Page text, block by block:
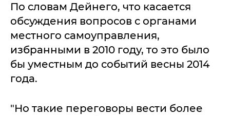
По словам Дейнего, что касается
обсуждения вопросов с органами
местного самоуправления,
избранными в 2010 году, то это было
бы уместным до событий весны 2014
года.
"Но такие переговоры вести более